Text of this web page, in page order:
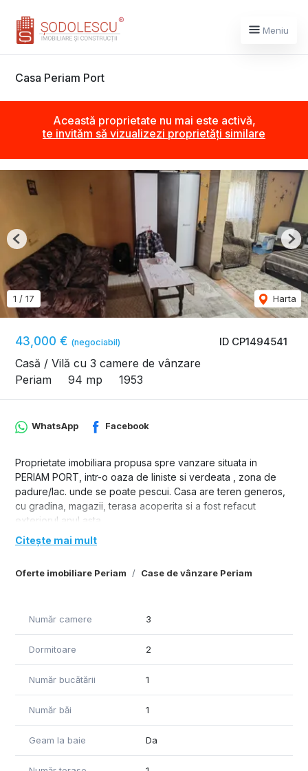
Meniu
Casa Periam Port
Această proprietate nu mai este activă,
te invităm să vizualizezi proprietăți similare
ID CP1494541
43,000 € (negociabil)
Casă / Vilă cu 3 camere de vânzare
Periam
94 mp 1953
1 / 17 Harta
Previous
Oferte imobiliare Periam Case de vânzare Periam
WhatsApp Facebook
Proprietate imobiliara propusa spre vanzare situata in
PERIAM PORT, intr-o oaza de liniste si verdeata , zona de
padure/lac. unde se poate pescui. Casa are teren generos,
cu gradina, magazii, terasa acoperita si a fost refacut
exteriorul anul asta..
Citește mai mult
Număr camere 3
Dormitoare 2
Număr bucătării 1
Număr băi 1
Geam la baie Da